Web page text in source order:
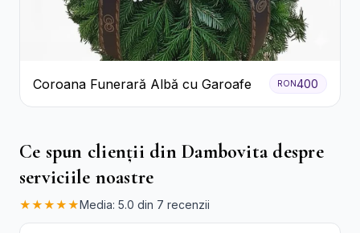
Coroana Funerară Albă cu Garoafe RON400
Ce spun clienții din Dambovita despre
serviciile noastre
★★★★★Media: 5.0 din 7 recenzii